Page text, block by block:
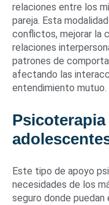
relaciones entre los
pareja. Esta
conflictos, mejorar la
relaciones
patrones de
afectando las
entendimiento mutuo.
Este tipo de apoyo
necesidades de los
seguro donde